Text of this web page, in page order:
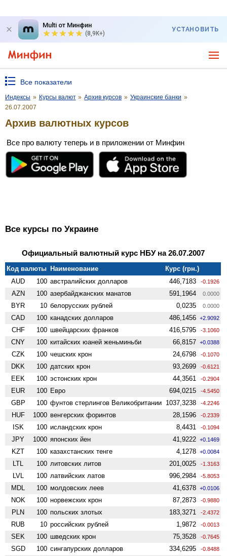
Multi от Минфин
(8,9K+)
УСТАНОВИТЬ
Все показатели
Индексы » Курсы валют » Архив курсов » Украинские банки »
26.07.2007
Архив валютных курсов
Все про валюту теперь и в приложении от Минфин
Все курсы по Украине
Официальный валютный курс НБУ на 26.07.2007
Код валюты Наименование
Курс (грн.)
AUD
100 австралийских долларов 446,7183 -0.1926
AZN 100 азербайджанских манатов 591,1964 0.0000
BYR 10 белорусских рублей 0,0235 0.0000
CAD 100 канадских долларов 486,1456 +2.9092
CHF 100 швейцарских франков 416,5795 -3.1060
CNY 100 китайских юаней женьминьби 66,8157 +0.0388
CZK 100 чешских крон 24,6798 -0.1070
DKK 100 датских крон 93,2699 -0.6121
EEK 100 эстонских крон 44,3561 -0.2904
EUR 100 Евро 694,0215 -4.5450
GBP 100 фунтов стерлингов Велико­британии 1037,3238 -4.2246
HUF 1000 венгерских форинтов 28,1596 -0.2339
ISK 100 исландских крон 8,4431 -0.1094
JPY 1000 японских йен 41,9222 +0.1469
KZT 100 казахстанских тенге 4,1278 +0.0084
LTL 100 литовских литов 201,0025 -1.3163
LVL 100 латвийских латов 996,2984 -5.8053
MDL 100 молдовских леев 41,6378 +0.0106
NOK 100 норвежских крон 87,2873 -0.9880
PLN 100 польских злотых 183,3271 -2.4372
RUB 10 российских рублей 1,9872 -0.0013
SEK 100 шведских крон 75,3528 -0.7645
SGD 100 сингапурских долларов 334,6295 -0.8488